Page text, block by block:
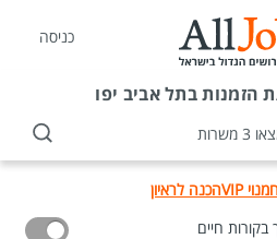
כניסה
הזמנות בתל אביב יפו
משרות
מנוי VIP
הכנה לראיון
חיים